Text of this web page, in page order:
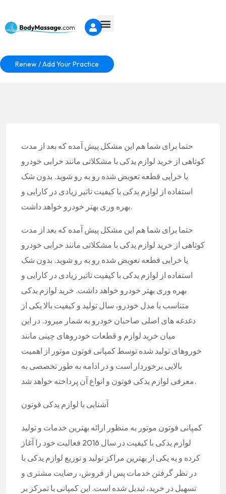
Renew / Add Your Practice
حتما برای شما هم این مشکل پیش آمده که بعد از مدت
کوتاهی از خرید لوازم یدکی با مشکلاتی مانند خرابی خودرو
یا خرابی قطعه تعویض شده رو به رو شوید. بدون شک
استفاده از لوازم یدکی با کیفیت تاثیر زیادی در کارایی و
بهره وری بهتر خودرو خواهد داشت.
حتما برای شما هم این مشکل پیش آمده که بعد از مدت
کوتاهی از خرید لوازم یدکی با مشکلاتی مانند خرابی خودرو
یا خرابی قطعه تعویض شده رو به رو شوید. بدون شک
استفاده از لوازم یدکی با کیفیت تاثیر زیادی در کارایی و
بهره وری بهتر خودرو خواهد داشت. خرید لوازم یدکی
متناسب با مدل خودرو، سال تولید و کیفیت بالا یکی از
دغدغه های اصلی صاحبان خودرو به شمار میرود. در این
میان خرید لوازم و قطعات خودروهای چینی مانند
خوروهای تولید شده توسط کمپانی فوتون موتور از اهمیت
بالایی برخوردار است و در ادامه به طور تخصصی به
معرفی لوازم یدکی فوتون و انواع آن پرداخته خواهد شد.
آشنایی با لوازم یدکی فوتون
کمپانی فوتون موتور به منظور ارائه بهترین خدمات و تولید
لوازم یدکی با کیفیت در سال 2016 فعالیت خود را آغاز
کرده و یه یکی از بهترین مراکز تولید و توزیع لوازم یدکی با
در نظر گرفتن خدمات پس از فروش، رضایت مشتری و
تسهیل در خرید، تبدیل شده است. این کمپانی با تمرکز بر